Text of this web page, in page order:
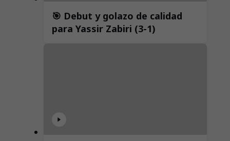
🎯 Debut y golazo de calidad
para Yassir Zabiri (3-1)